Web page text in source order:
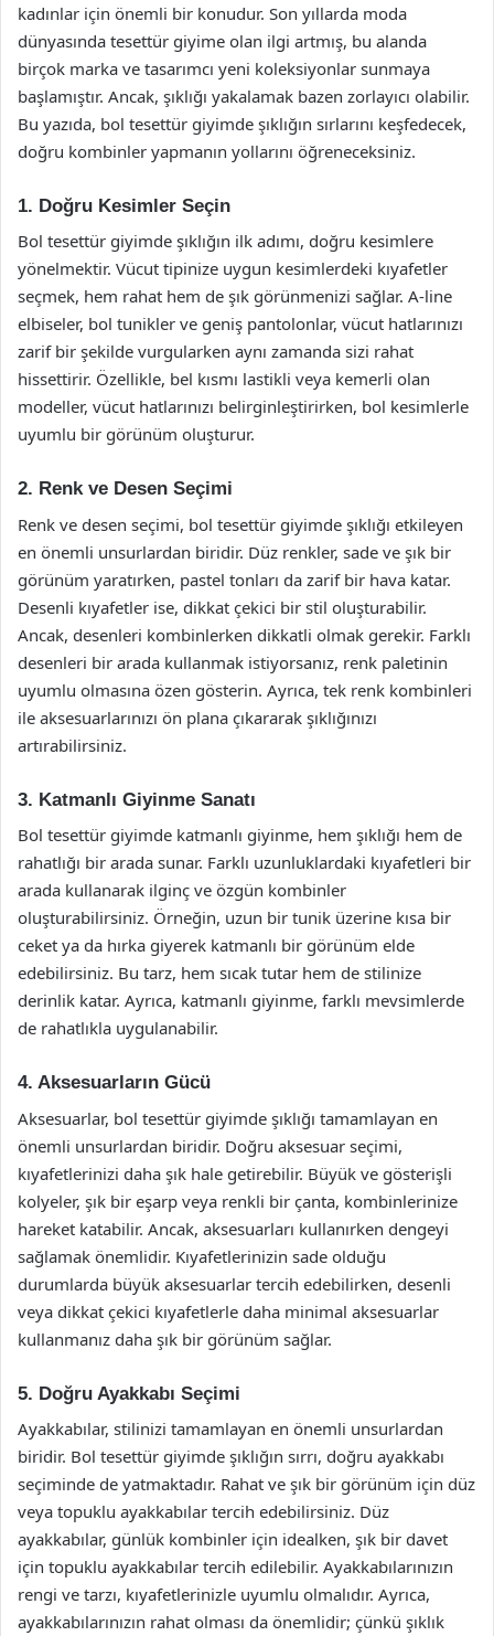
kadınlar için önemli bir konudur. Son yıllarda moda
dünyasında tesettür giyime olan ilgi artmış, bu alanda
birçok marka ve tasarımcı yeni koleksiyonlar sunmaya
başlamıştır. Ancak, şıklığı yakalamak bazen zorlayıcı olabilir.
Bu yazıda, bol tesettür giyimde şıklığın sırlarını keşfedecek,
doğru kombinler yapmanın yollarını öğreneceksiniz.
1. Doğru Kesimler Seçin
Bol tesettür giyimde şıklığın ilk adımı, doğru kesimlere
yönelmektir. Vücut tipinize uygun kesimlerdeki kıyafetler
seçmek, hem rahat hem de şık görünmenizi sağlar. A-line
elbiseler, bol tunikler ve geniş pantolonlar, vücut hatlarınızı
zarif bir şekilde vurgularken aynı zamanda sizi rahat
hissettirir. Özellikle, bel kısmı lastikli veya kemerli olan
modeller, vücut hatlarınızı belirginleştirirken, bol kesimlerle
uyumlu bir görünüm oluşturur.
2. Renk ve Desen Seçimi
Renk ve desen seçimi, bol tesettür giyimde şıklığı etkileyen
en önemli unsurlardan biridir. Düz renkler, sade ve şık bir
görünüm yaratırken, pastel tonları da zarif bir hava katar.
Desenli kıyafetler ise, dikkat çekici bir stil oluşturabilir.
Ancak, desenleri kombinlerken dikkatli olmak gerekir. Farklı
desenleri bir arada kullanmak istiyorsanız, renk paletinin
uyumlu olmasına özen gösterin. Ayrıca, tek renk kombinleri
ile aksesuarlarınızı ön plana çıkararak şıklığınızı
artırabilirsiniz.
3. Katmanlı Giyinme Sanatı
Bol tesettür giyimde katmanlı giyinme, hem şıklığı hem de
rahatlığı bir arada sunar. Farklı uzunluklardaki kıyafetleri bir
arada kullanarak ilginç ve özgün kombinler
oluşturabilirsiniz. Örneğin, uzun bir tunik üzerine kısa bir
ceket ya da hırka giyerek katmanlı bir görünüm elde
edebilirsiniz. Bu tarz, hem sıcak tutar hem de stilinize
derinlik katar. Ayrıca, katmanlı giyinme, farklı mevsimlerde
de rahatlıkla uygulanabilir.
4. Aksesuarların Gücü
Aksesuarlar, bol tesettür giyimde şıklığı tamamlayan en
önemli unsurlardan biridir. Doğru aksesuar seçimi,
kıyafetlerinizi daha şık hale getirebilir. Büyük ve gösterişli
kolyeler, şık bir eşarp veya renkli bir çanta, kombinlerinize
hareket katabilir. Ancak, aksesuarları kullanırken dengeyi
sağlamak önemlidir. Kıyafetlerinizin sade olduğu
durumlarda büyük aksesuarlar tercih edebilirken, desenli
veya dikkat çekici kıyafetlerle daha minimal aksesuarlar
kullanmanız daha şık bir görünüm sağlar.
5. Doğru Ayakkabı Seçimi
Ayakkabılar, stilinizi tamamlayan en önemli unsurlardan
biridir. Bol tesettür giyimde şıklığın sırrı, doğru ayakkabı
seçiminde de yatmaktadır. Rahat ve şık bir görünüm için düz
veya topuklu ayakkabılar tercih edebilirsiniz. Düz
ayakkabılar, günlük kombinler için idealken, şık bir davet
için topuklu ayakkabılar tercih edilebilir. Ayakkabılarınızın
rengi ve tarzı, kıyafetlerinizle uyumlu olmalıdır. Ayrıca,
ayakkabılarınızın rahat olması da önemlidir; çünkü şıklık